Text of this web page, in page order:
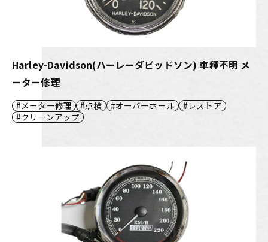
Harley-Davidson(ハーレーダビッドソン) 車種不明 メ
ーター修理
メーター修理 点検 オーバーホール
レストア
クリーンアップ